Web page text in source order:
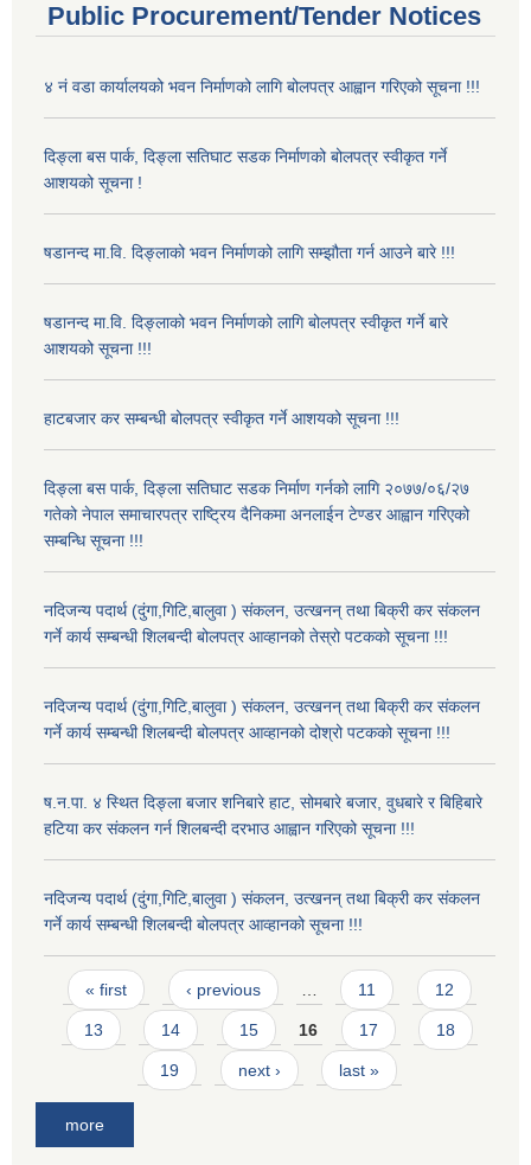
Public Procurement/Tender Notices
४ नं वडा कार्यालयको भवन निर्माणको लागि बोलपत्र आह्वान गरिएको सूचना !!!
दिङ्ला बस पार्क, दिङ्ला सतिघाट सडक निर्माणको बोलपत्र स्वीकृत गर्ने
आशयको सूचना !
षडानन्द मा.वि. दिङ्लाको भवन निर्माणको लागि सम्झौता गर्न आउने बारे !!!
षडानन्द मा.वि. दिङ्लाको भवन निर्माणको लागि बोलपत्र स्वीकृत गर्ने बारे
आशयको सूचना !!!
हाटबजार कर सम्बन्धी बोलपत्र स्वीकृत गर्ने आशयको सूचना !!!
दिङ्ला बस पार्क, दिङ्ला सतिघाट सडक निर्माण गर्नको लागि २०७७/०६/२७
गतेको नेपाल समाचारपत्र राष्ट्रिय दैनिकमा अनलाईन टेण्डर आह्वान गरिएको
सम्बन्धि सूचना !!!
नदिजन्य पदार्थ (दुंगा,गिटि,बालुवा ) संकलन, उत्खनन् तथा बिक्री कर संकलन
गर्ने कार्य सम्बन्धी शिलबन्दी बोलपत्र आव्हानको तेस्रो पटकको सूचना !!!
नदिजन्य पदार्थ (दुंगा,गिटि,बालुवा ) संकलन, उत्खनन् तथा बिक्री कर संकलन
गर्ने कार्य सम्बन्धी शिलबन्दी बोलपत्र आव्हानको दोश्रो पटकको सूचना !!!
ष.न.पा. ४ स्थित दिङ्ला बजार शनिबारे हाट, सोमबारे बजार, वुधबारे र बिहिबारे
हटिया कर संकलन गर्न शिलबन्दी दरभाउ आह्वान गरिएको सूचना !!!
नदिजन्य पदार्थ (दुंगा,गिटि,बालुवा ) संकलन, उत्खनन् तथा बिक्री कर संकलन
गर्ने कार्य सम्बन्धी शिलबन्दी बोलपत्र आव्हानको सूचना !!!
Pages
« first ‹ previous 11 12
13 14 15 16 17 18
19 next › last »
more